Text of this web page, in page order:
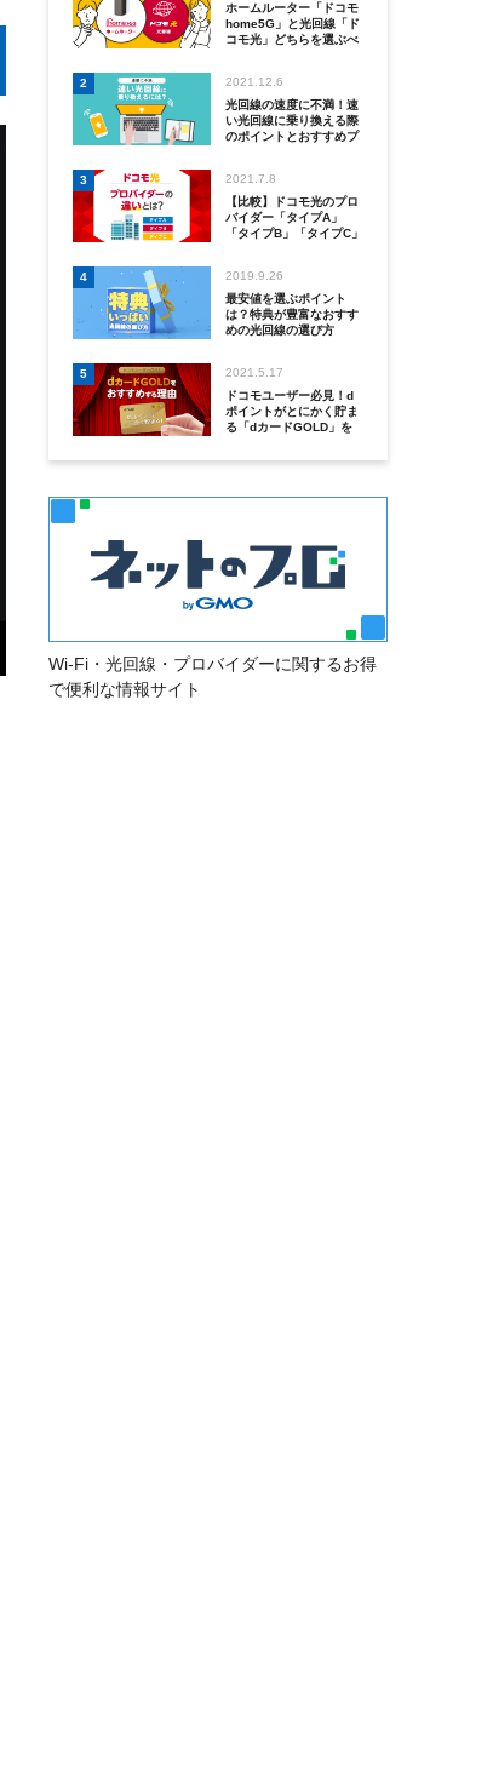
ホームルーター「ドコモ
home5G」と光回線「ド
コモ光」どちらを選ぶべ
2
2021.12.6
光回線の速度に不満！速
い光回線に乗り換える際
のポイントとおすすめプ
3
2021.7.8
【比較】ドコモ光のプロ
バイダー「タイプA」
「タイプB」「タイプC」
4
2019.9.26
最安値を選ぶポイント
は？特典が豊富なおすす
めの光回線の選び方
5
2021.5.17
ドコモユーザー必見！d
ポイントがとにかく貯ま
る「dカードGOLD」を
Wi-Fi・光回線・プロバイダーに関するお得
で便利な情報サイト